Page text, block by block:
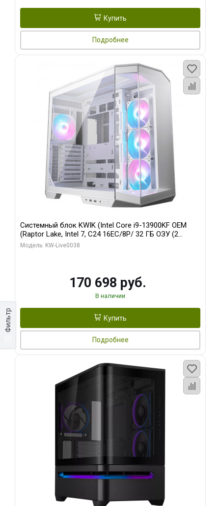
Фильтр
Купить
Подробнее
Системный блок KWIK (Intel Core i9-13900KF OEM
(Raptor Lake, Intel 7, C24 16EC/8P/ 32 ГБ ОЗУ (2
модуля)/ Gigabyte RX9070XT GAMING OC 16GB GDDR6
Модель: KW-Live0038
170 698 руб.
В наличии
Купить
Подробнее